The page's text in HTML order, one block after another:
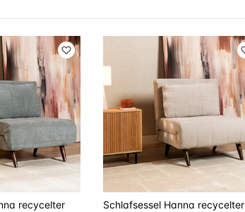
recycelter
Schlafsessel Hanna recycelter